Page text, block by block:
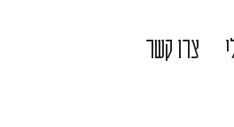
צרו קשר